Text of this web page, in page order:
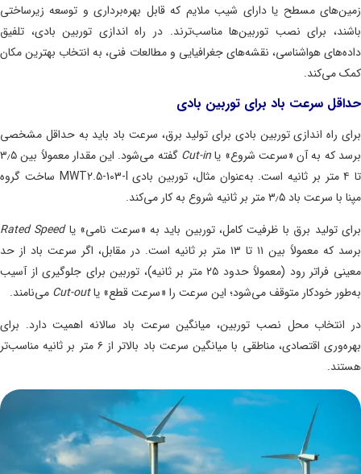
مسطح یا دارای شیب ملایم که قابل بهره‌برداری و توسعه زیرساختی
برای نصب توربین‌ها مناسب‌ترند. در راه اندازی توربین بادی، تلفیق
هواشناسی، نقشه‌های جغرافیایی و مطالعات فنی، به انتخاب بهترین مکان
می‌کند.
سرعت باد برای توربین بادی
راه اندازی توربین بادی برای تولید برق، سرعت باد باید به حداقل مشخصی
که به آن «سرعت شروع» یا Cut-inگفته می‌شود.
این مقدار معمولاً بین ۳٫۵
به‌عنوان مثال، توربین بادی MWT2.5-103-I ساخت گروه
باد ۳٫۵ متر بر ثانیه شروع به کار می‌کند
.
تولید برق با ظرفیت کامل، توربین باید به «سرعت نامی» یا Rated Speed
معمولاً بین ۱۱ تا ۱۳ متر بر ثانیه است.
در مقابل، اگر سرعت باد از حد
معینی فراتر رود (معمولاً حدود ۲۵ متر بر ثانیه)، توربین برای جلوگیری از آسیب
خودکار متوقف می‌شود؛ این سرعت را «سرعت قطع» یا Cut-outمی‌نامند.
محل نصب توربین، میانگین سرعت باد سالانه اهمیت دارد. برای
بهره‌وری اقتصادی، مناطقی با میانگین سرعت باد بالاتر از ۶ متر بر ثانیه مناسب‌تر
.